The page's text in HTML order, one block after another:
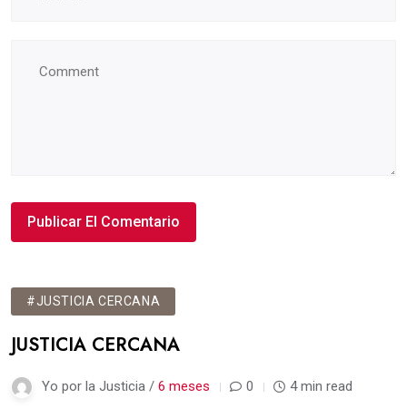
#JUSTICIA CERCANA
JUSTICIA CERCANA
Yo por la Justicia / 6 meses 0 4 min read